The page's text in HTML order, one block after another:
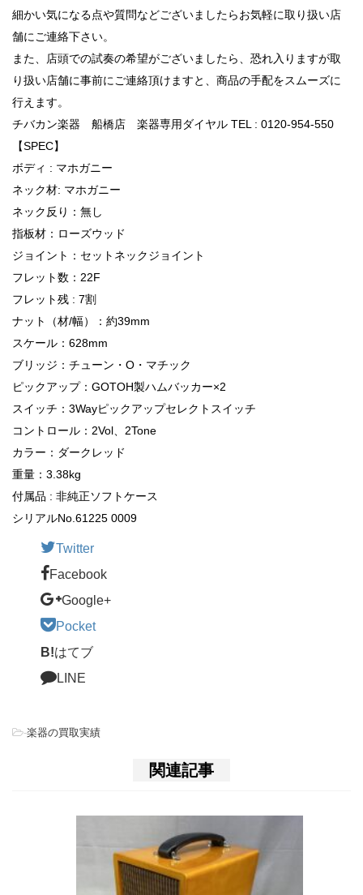
細かい気になる点や質問などございましたらお気軽に取り扱い店
舗にご連絡下さい。
また、店頭での試奏の希望がございましたら、恐れ入りますが取
り扱い店舗に事前にご連絡頂けますと、商品の手配をスムーズに
行えます。
チバカン楽器 船橋店 楽器専用ダイヤル TEL : 0120-954-550
【SPEC】
ボディ : マホガニー
ネック材: マホガニー
ネック反り：無し
指板材：ローズウッド
ジョイント：セットネックジョイント
フレット数：22F
フレット残 : 7割
ナット（材/幅）：約39mm
スケール：628mm
ブリッジ：チューン・O・マチック
ピックアップ：GOTOH製ハムバッカー×2
スイッチ：3Wayピックアップセレクトスイッチ
コントロール：2Vol、2Tone
カラー：ダークレッド
重量：3.38kg
付属品 : 非純正ソフトケース
シリアルNo.61225 0009
Twitter
Facebook
Google+
Pocket
B!はてブ
LINE
-楽器の買取実績
関連記事